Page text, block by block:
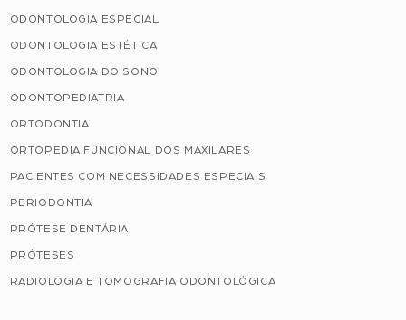
ODONTOLOGIA ESPECIAL
ODONTOLOGIA ESTÉTICA
ODONTOLOGIA DO SONO
ODONTOPEDIATRIA
ORTODONTIA
ORTOPEDIA FUNCIONAL DOS MAXILARES
PACIENTES COM NECESSIDADES ESPECIAIS
PERIODONTIA
PRÓTESE DENTÁRIA
PRÓTESES
RADIOLOGIA E TOMOGRAFIA ODONTOLÓGICA